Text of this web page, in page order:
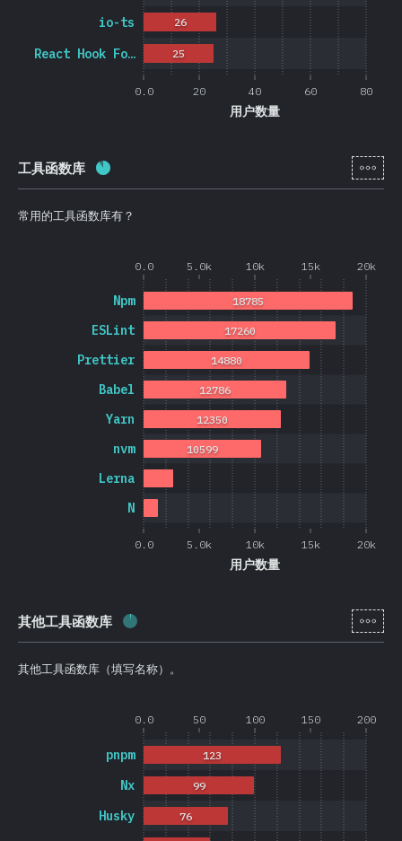
0.0 20 40 60 80
用户数量
React Hook Fo…
io-ts
25
26
工具函数库 完成率: [zh-
常用的工具函数库有？
0.0 5.0k 10k 15k 20k
0.0 5.0k 10k 15k 20k
用户数量
N
Lerna
nvm
Yarn
Babel
Prettier
ESLint
Npm
10599
12350
12786
14880
17260
18785
其他工具函数库 完成率: [zh-
其他工具函数库（填写名称）。
0.0 50 100 150 200
Husky
Nx
pnpm
76
99
123